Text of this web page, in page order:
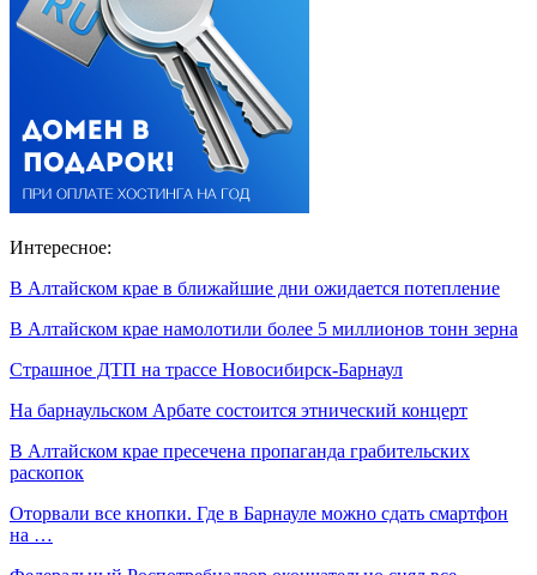
Интересное:
В Алтайском крае в ближайшие дни ожидается потепление
В Алтайском крае намолотили более 5 миллионов тонн зерна
Страшное ДТП на трассе Новосибирск-Барнаул
На барнаульском Арбате состоится этнический концерт
В Алтайском крае пресечена пропаганда грабительских
раскопок
Оторвали все кнопки. Где в Барнауле можно сдать смартфон
на …